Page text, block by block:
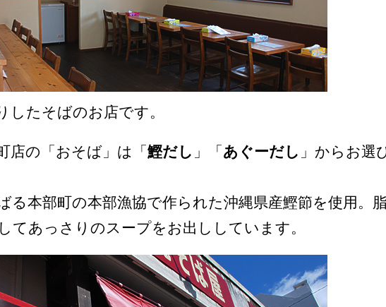
したそばのお店です。
店の「おそば」は「 鰹だし 」「 あぐーだし 」からお選
る本部町の本部漁協で作られた沖縄県産鰹節を使用。
てあっさりのスープをお出ししています。